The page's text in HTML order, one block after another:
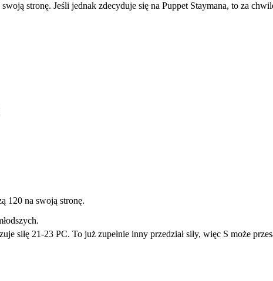
stronę. Jeśli jednak zdecyduje się na Puppet Staymana, to za
120 na swoją stronę.
siłę 21-23 PC. To już zupełnie inny przedział siły, więc S może